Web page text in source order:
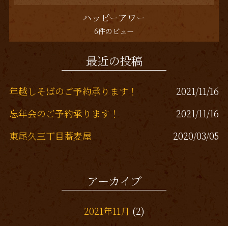
ハッピーアワー
6件のビュー
最近の投稿
年越しそばのご予約承ります！
2021/11/16
忘年会のご予約承ります！
2021/11/16
東尾久三丁目蕎麦屋
2020/03/05
東尾久三丁目居酒屋アーカイブ
2021年11月 (2)